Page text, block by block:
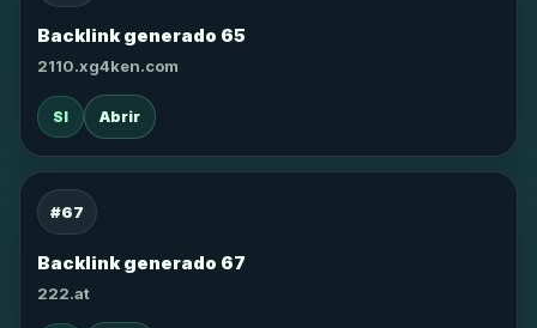
Backlink generado 65
2110.xg4ken.com
SI Abrir
#67
Backlink generado 67
222.at